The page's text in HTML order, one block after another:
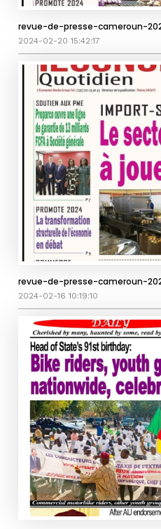
revue-de-presse-cameroun-
2024-02-20 15:42:17
revue-de-presse-cameroun-
2024-02-16 10:19:10